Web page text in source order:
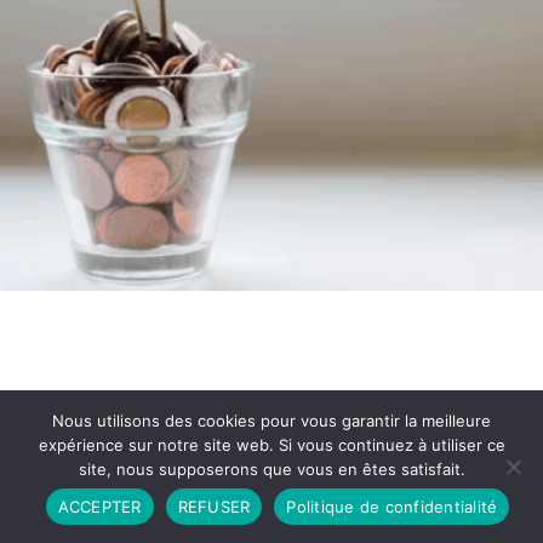
Partenariat Contact
Politique de Confidentialité
CGU
Copyright © 2026 - Propulsé par DIEUDUDIABLE
Nous utilisons des cookies pour vous garantir la meilleure
expérience sur notre site web. Si vous continuez à utiliser ce
site, nous supposerons que vous en êtes satisfait.
ACCEPTER
REFUSER Politique de confidentialité